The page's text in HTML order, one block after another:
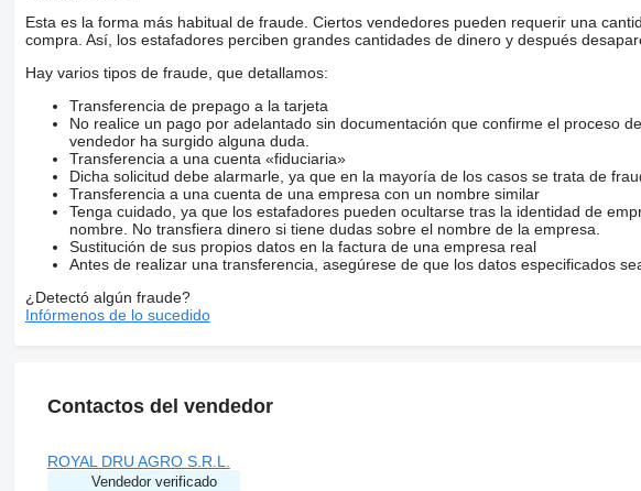
Esta es la forma más habitual de fraude. Ciertos vendedores pueden requerir una
compra. Así, los estafadores perciben grandes cantidades de dinero y después
Hay varios tipos de fraude, que detallamos:
Transferencia de prepago a la tarjeta
No realice un pago por adelantado sin documentación que confirme el proceso
vendedor ha surgido alguna duda.
Transferencia a una cuenta «fiduciaria»
Dicha solicitud debe alarmarle, ya que en la mayoría de los casos se trata de
Transferencia a una cuenta de una empresa con un nombre similar
Tenga cuidado, ya que los estafadores pueden ocultarse tras la identidad de
nombre. No transfiera dinero si tiene dudas sobre el nombre de la empresa.
Sustitución de sus propios datos en la factura de una empresa real
Antes de realizar una transferencia, asegúrese de que los datos especificados
¿Detectó algún fraude?
Infórmenos de lo sucedido
Contactos del vendedor
ROYAL DRU AGRO S.R.L.
Vendedor verificado